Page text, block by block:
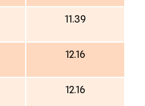
11.39
12.16
12.16